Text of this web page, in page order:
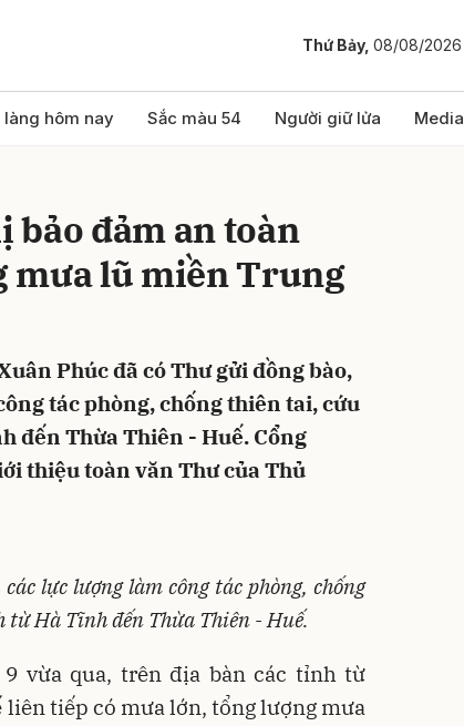
Thứ Bảy, 08/08/2026
làng hôm nay Sắc màu 54 Người giữ lửa Media
bảo đảm an toàn
mưa lũ miền Trung
Phúc đã có Thư gửi đồng bào,
tác phòng, chống thiên tai, cứu
đến Thừa Thiên - Huế. Cổng
thiệu toàn văn Thư của Thủ
lực lượng làm công tác phòng, chống
Hà Tĩnh đến Thừa Thiên - Huế.
vừa qua, trên địa bàn các tỉnh từ
liên tiếp có mưa lớn, tổng lượng mưa
luận
Hủy